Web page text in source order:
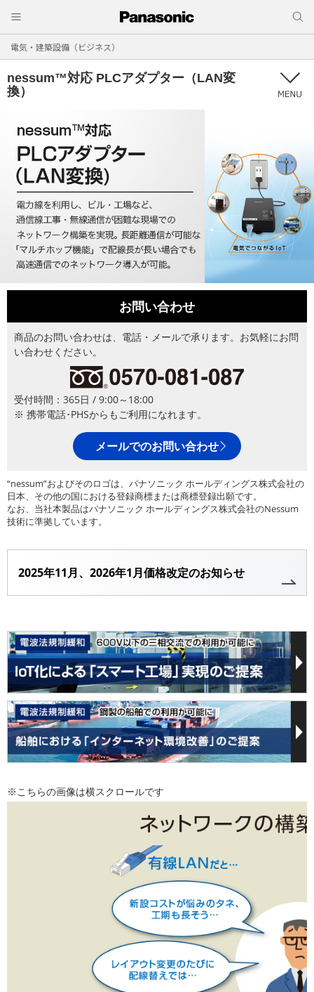
電気・建築設備（ビジネス）
nessum™対応 PLCアダプター（LAN変
換）
お問い合わせ
商品のお問い合わせは、電話・メールで承ります。お気軽にお問
い合わせください。
受付時間：365日 / 9:00～18:00
※ 携帯電話･PHSからもご利用になれます。
メールでのお問い合わせ
“nessum”およびそのロゴは、パナソニック ホールディングス株式会社の
日本、その他の国における登録商標または商標登録出願です。
なお、当社本製品はパナソニック ホールディングス株式会社のNessum
技術に準拠しています。
2025年11月、2026年1月価格改定のお知らせ